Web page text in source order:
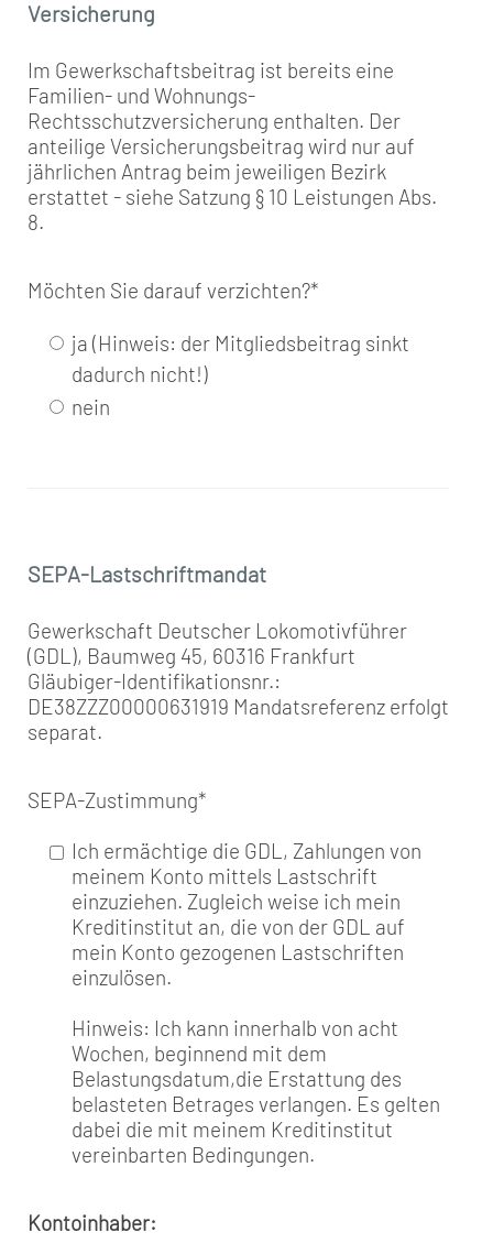
Versicherung
Im Gewerkschaftsbeitrag ist bereits eine
Familien- und Wohnungs-
Rechtsschutzversicherung enthalten. Der
anteilige Versicherungsbeitrag wird nur auf
jährlichen Antrag beim jeweiligen Bezirk
erstattet - siehe Satzung § 10 Leistungen Abs.
8.
Möchten Sie darauf verzichten?*
ja (Hinweis: der Mitgliedsbeitrag sinkt
dadurch nicht!)
nein
SEPA-Lastschriftmandat
Gewerkschaft Deutscher Lokomotivführer
(GDL), Baumweg 45, 60316 Frankfurt
Gläubiger-Identifikationsnr.:
DE38ZZZ00000631919 Mandatsreferenz erfolgt
separat.
SEPA-Zustimmung*
Ich ermächtige die GDL, Zahlungen von
meinem Konto mittels Lastschrift
einzuziehen. Zugleich weise ich mein
Kreditinstitut an, die von der GDL auf
mein Konto gezogenen Lastschriften
einzulösen.
Hinweis: Ich kann innerhalb von acht
Wochen, beginnend mit dem
Belastungsdatum,die Erstattung des
belasteten Betrages verlangen. Es gelten
dabei die mit meinem Kreditinstitut
vereinbarten Bedingungen.
Kontoinhaber: